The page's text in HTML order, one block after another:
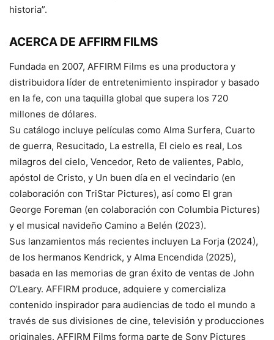
historia”.
ACERCA DE AFFIRM FILMS
Fundada en 2007, AFFIRM Films es una productora y
distribuidora líder de entretenimiento inspirador y basado
en la fe, con una taquilla global que supera los 720
millones de dólares.
Su catálogo incluye películas como Alma Surfera, Cuarto
de guerra, Resucitado, La estrella, El cielo es real, Los
milagros del cielo, Vencedor, Reto de valientes, Pablo,
apóstol de Cristo, y Un buen día en el vecindario (en
colaboración con TriStar Pictures), así como El gran
George Foreman (en colaboración con Columbia Pictures)
y el musical navideño Camino a Belén (2023).
Sus lanzamientos más recientes incluyen La Forja (2024),
de los hermanos Kendrick, y Alma Encendida (2025),
basada en las memorias de gran éxito de ventas de John
O’Leary. AFFIRM produce, adquiere y comercializa
contenido inspirador para audiencias de todo el mundo a
través de sus divisiones de cine, televisión y producciones
originales. AFFIRM Films forma parte de Sony Pictures